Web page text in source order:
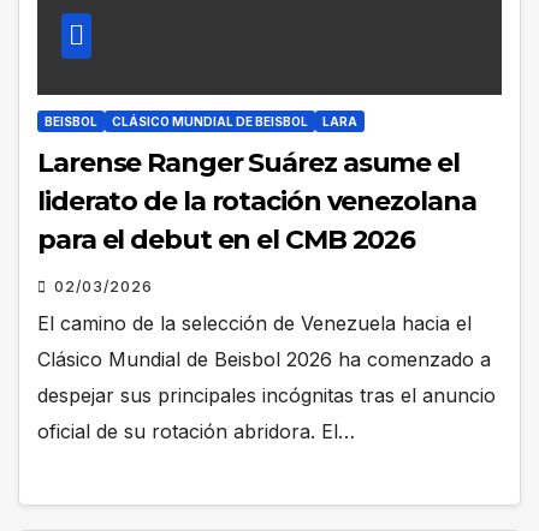
BEISBOL CLÁSICO MUNDIAL DE BEISBOL LARA
Larense Ranger Suárez asume el
liderato de la rotación venezolana
para el debut en el CMB 2026
02/03/2026
El camino de la selección de Venezuela hacia el
Clásico Mundial de Beisbol 2026 ha comenzado a
despejar sus principales incógnitas tras el anuncio
oficial de su rotación abridora. El…